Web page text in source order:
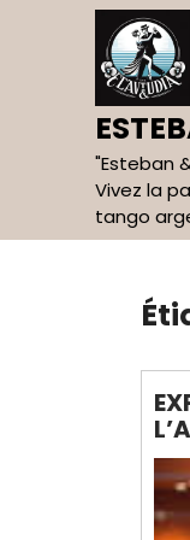
"Esteban
Vivez la
tango